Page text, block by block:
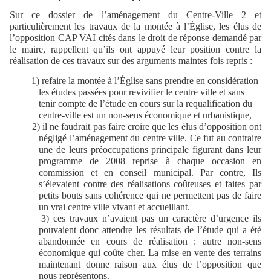
Sur ce dossier de l’aménagement du Centre-Ville 2 et
particulièrement les travaux de la montée à l’Église, les élus de
l’opposition CAP VAI cités dans le droit de réponse demandé par
le maire, rappellent qu’ils ont appuyé leur position contre la
réalisation de ces travaux sur des arguments maintes fois repris :
1) refaire la montée à l’Église sans prendre en considération
les études passées pour revivifier le centre ville et sans
tenir compte de l’étude en cours sur la requalification du
centre-ville est un non-sens économique et urbanistique,
2) il ne faudrait pas faire croire que les élus d’opposition ont
négligé l’aménagement du centre ville. Ce fut au contraire
une de leurs préoccupations principale figurant dans leur
programme de 2008 reprise à chaque occasion en
commission et en conseil municipal. Par contre, Ils
s’élevaient contre des réalisations coûteuses et faites par
petits bouts sans cohérence qui ne permettent pas de faire
un vrai centre ville vivant et accueillant.
3) ces travaux n’avaient pas un caractère d’urgence ils
pouvaient donc attendre les résultats de l’étude qui a été
abandonnée en cours de réalisation : autre non-sens
économique qui coûte cher. La mise en vente des terrains
maintenant donne raison aux élus de l’opposition que
nous représentons.